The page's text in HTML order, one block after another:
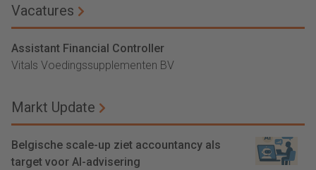
Vacatures
Assistant Financial Controller
Vitals Voedingssupplementen BV
Markt Update
Belgische scale-up ziet accountancy als
target voor AI-advisering